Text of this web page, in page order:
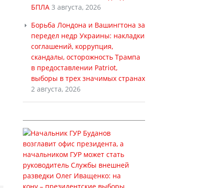
БПЛА 3 августа, 2026
Борьба Лондона и Вашингтона за
передел недр Украины: накладки
соглашений, коррупция,
скандалы, осторожность Трампа
в предоставлении Patriot,
выборы в трех значимых странах
2 августа, 2026